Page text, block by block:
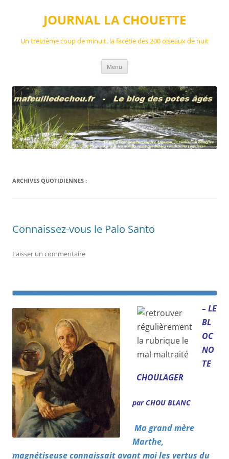
JOURNAL LA CHOUETTE
Un treizième coup de minuit, la facétie des 200 oiseaux de nuit
Menu
ARCHIVES QUOTIDIENNES :
Connaissez-vous le Palo Santo
Laisser un commentaire
– LE
BL
OC
NO
TE
CHOULAGER
par CHOU BLANC
Ma grand mère
Marthe,
magnétiseuse connaissait avant moi les vertus du